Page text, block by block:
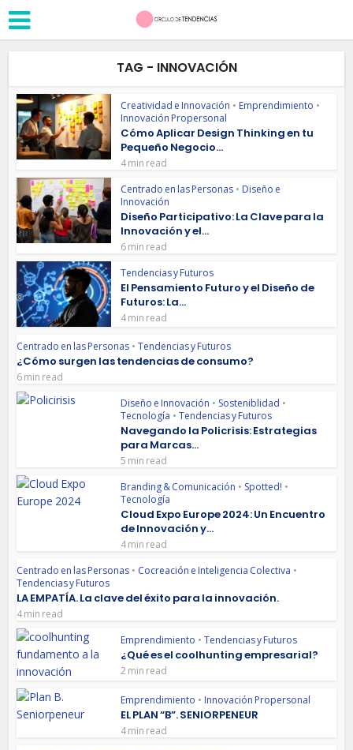
TAG - INNOVACIÓN
Creatividad e Innovación • Emprendimiento •
Innovación Propersonal
Cómo Aplicar Design Thinking en tu
Pequeño Negocio...
4 min read
Centrado en las Personas • Diseño e
Innovación
Diseño Participativo: La Clave para la
Innovación y el...
6 min read
Tendencias y Futuros
El Pensamiento Futuro y el Diseño de
Futuros: La...
4 min read
Centrado en las Personas • Tendencias y Futuros
¿Cómo surgen las tendencias de consumo?
6 min read
Diseño e Innovación • Sosteniblidad •
Tecnología • Tendencias y Futuros
Navegando la Policrisis: Estrategias
para Marcas...
5 min read
Branding & Comunicación • Spotted! •
Tecnología
Cloud Expo Europe 2024: Un Encuentro
de Innovación y...
4 min read
Centrado en las Personas • Cocreación e Inteligencia Colectiva •
Tendencias y Futuros
LA EMPATÍA. La clave del éxito para la innovación.
4 min read
Emprendimiento • Tendencias y Futuros
¿Qué es el coolhunting empresarial?
2 min read
Emprendimiento • Innovación Propersonal
EL PLAN “B”. SENIORPENEUR
4 min read